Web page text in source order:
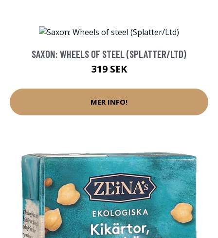
SAXON: WHEELS OF STEEL (SPLATTER/LTD)
319 SEK
MER INFO!